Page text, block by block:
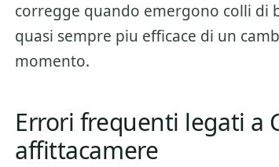
corregge quando emergono colli di
quasi sempre piu efficace di un
momento.
Errori frequenti legati a
affittacamere